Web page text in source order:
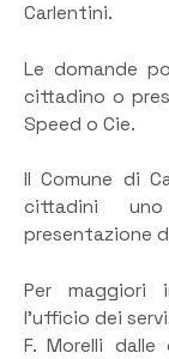
Carlentini.
Le domande
cittadino o
Speed o Cie.
Il Comune di
cittadini
presentazione
Per maggiori
l’ufficio dei
F. Morelli